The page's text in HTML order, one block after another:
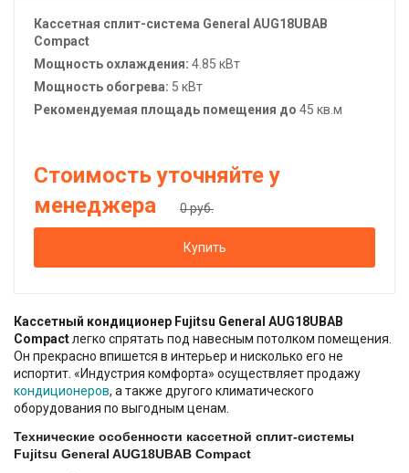
Кассетная сплит-система General AUG18UBAB
Compact
Мощность охлаждения: 4.85 кВт
Мощность обогрева: 5 кВт
Рекомендуемая площадь помещения до 45 кв.м
Стоимость уточняйте у
менеджера
0 руб.
Купить
Кассетный кондиционер Fujitsu General AUG18UBAB
Compactлегко спрятать под навесным потолком помещения.
Он прекрасно впишется в интерьер и нисколько его не
испортит. «Индустрия комфорта» осуществляет продажу
кондиционеров, а также другого климатического
оборудования по выгодным ценам.
Технические особенности кассетной сплит-системы
Fujitsu General AUG18UBAB Compact